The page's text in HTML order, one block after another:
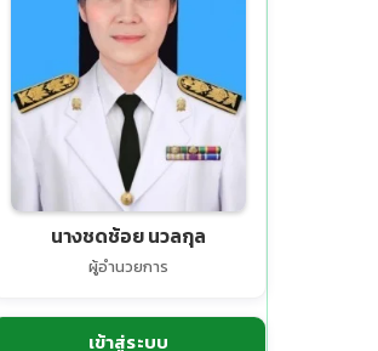
นางชดช้อย นวลกุล
ผู้อำนวยการ
เข้าสู่ระบบ